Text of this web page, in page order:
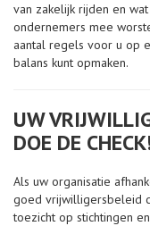
van zakelijk rijden en
ondernemers mee
aantal regels voor u op
balans kunt opmaken.
UW
DOE DE
Als uw organisatie
goed vrijwilligersbeleid
toezicht op stichtingen